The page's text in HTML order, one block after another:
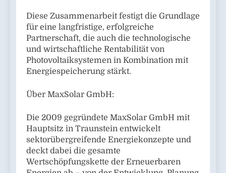
Diese Zusammenarbeit festigt die Grundlage
für eine langfristige, erfolgreiche
Partnerschaft, die auch die technologische
und wirtschaftliche Rentabilität von
Photovoltaiksystemen in Kombination mit
Energiespeicherung stärkt.
Über MaxSolar GmbH:
Die 2009 gegründete MaxSolar GmbH mit
Hauptsitz in Traunstein entwickelt
sektorübergreifende Energiekonzepte und
deckt dabei die gesamte
Wertschöpfungskette der Erneuerbaren